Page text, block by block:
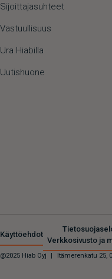
Sijoittajasuhteet
Vastuullisuus
Ura Hiabilla
Uutishuone
@2025 Hiab Oyj Itämerenkatu 25,
Käyttöehdot
Verkkosivusto ja